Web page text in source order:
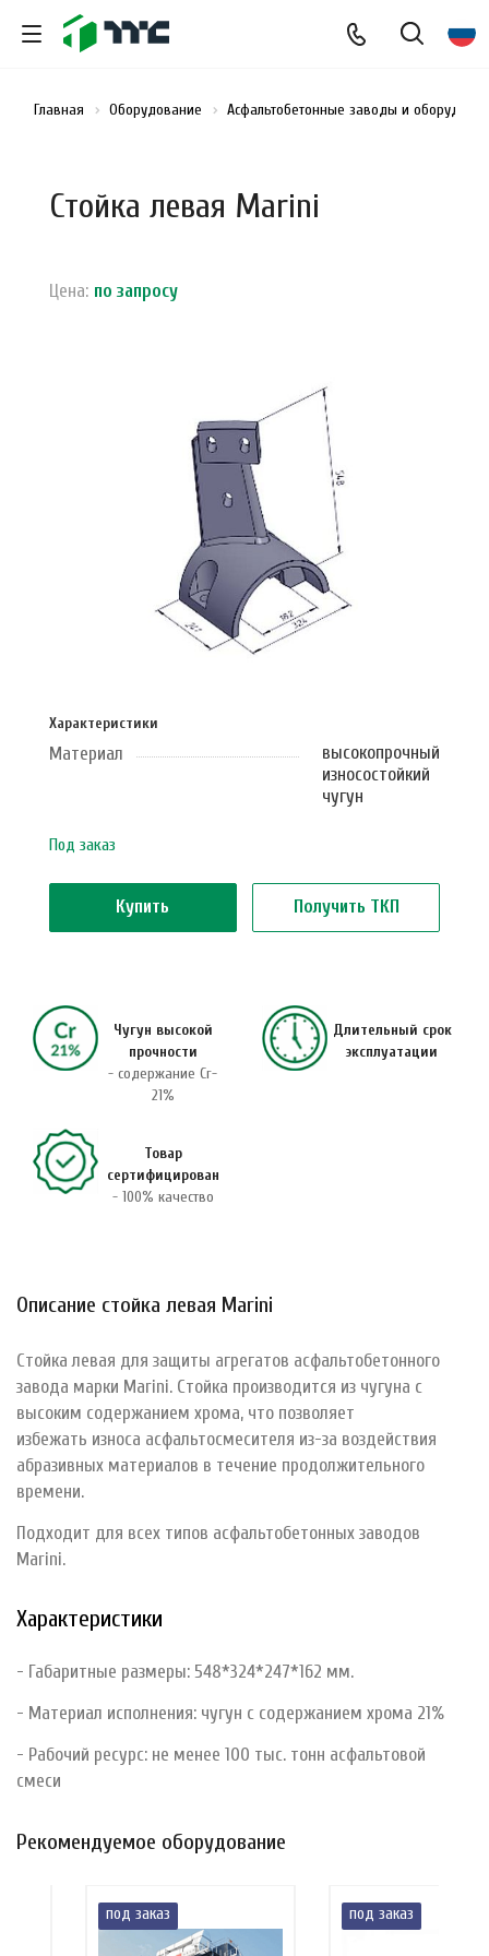
Главная Оборудование Асфальтобетонные заводы и
Стойка левая Marini
Цена: по запросу
Характеристики
Материал
высокопрочный
износостойкий
чугун
Под заказ
Купить Получить ТКП
Чугун высокой
прочности
- содержание Cr-
21%
Длительный срок
эксплуатации
Товар
сертифицирован
- 100% качество
Описание стойка левая Marini
Стойка левая для защиты агрегатов асфальтобетонного
завода марки Marini. Стойка производится из чугуна с
высоким содержанием хрома, что позволяет
избежать износа асфальтосмесителя из-за воздействия
абразивных материалов в течение продолжительного
времени.
Подходит для всех типов асфальтобетонных заводов
Marini.
Характеристики
- Габаритные размеры: 548*324*247*162 мм.
- Материал исполнения: чугун с содержанием хрома 21%
- Рабочий ресурс: не менее 100 тыс. тонн асфальтовой
смеси
Рекомендуемое оборудование
под заказ под заказ